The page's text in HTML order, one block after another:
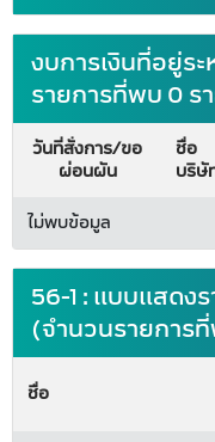
งบการเงินที่อยู่ร
รายการที่พบ 0 ร
วันที่สั่งการ/ขอ
ผ่อนผัน
ชื่อ
บริษั
ไม่พบข้อมูล
56-1 : แบบแสดง
(จำนวนรายการ
ชื่อ